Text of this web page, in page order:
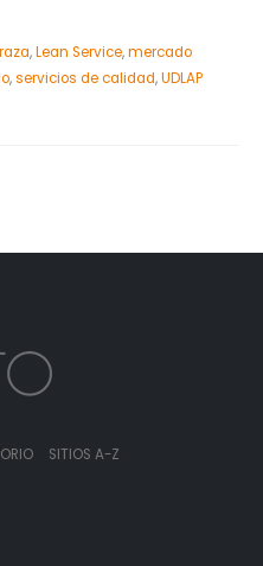
,Lean Service,mercado
,servicios de calidad,UDLAP
SITIOS A-Z